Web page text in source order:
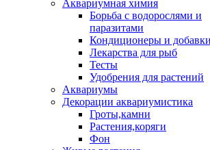
Аквариумная химия
Борьба с водорослями и
паразитами
Кондиционеры и добавки
Лекарства для рыб
Тесты
Удобрения для растений
Аквариумы
Декорации аквариумистика
Гроты,камни
Растения,коряги
Фон